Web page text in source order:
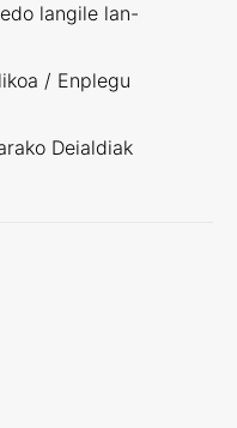
langile lan-
/ Enplegu
Deialdiak